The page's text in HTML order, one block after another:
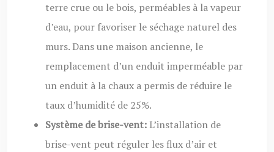
terre crue ou le bois, perméables à la vapeur
d’eau, pour favoriser le séchage naturel des
murs. Dans une maison ancienne, le
remplacement d’un enduit imperméable par
un enduit à la chaux a permis de réduire le
taux d’humidité de 25%.
Système de brise-vent: L’installation de
brise-vent peut réguler les flux d’air et